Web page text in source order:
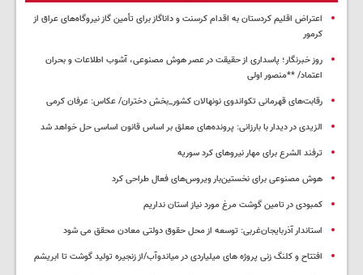
اعتراض اقلیم کردستان به اقدام کرسنت و داناگاز برای تأمین گاز نیروگاه‌های عراق از
کرمور
روز خبرنگار؛ پاسداری از حقیقت در عصر هوش مصنوعی، آشوب اطلاعات و بحران
اعتماد/ **منصور اولی
رقابت‌های قهرمانی تکواندوی نونهالان کشور_بخش دختران/ عکاس: عرفان کرمی
الزیدی در دیدار با بارزانی: پرونده‌های معلق بر اساس قانون اساسی حل خواهد شد
ترفند الشرع برای مهار نیروهای کرد سوریه
هوش مصنوعی برای نخستین‌بار ویروس‌های فعال طراحی کرد
کمبودی در تامین گوشت مرغ مورد نیاز استان نداریم
استاندار آذربایجان‌غربی: توسعه از محل حقوق دولتی معادن محقق می شود
افتتاح و کلنگ زنی پروژه های میلیاردی در میاندوآب/از زنجیره تولید گوشت تا ابریشم